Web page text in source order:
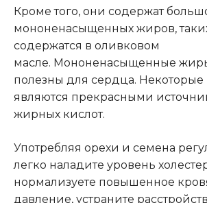
Кроме того, они содержат
мононенасыщенных жиров,
содержатся в оливковом
масле. Мононенасыщенные
полезны для сердца. Некоторые
являются прекрасными
жирных кислот.
Употребляя орехи и семена
легко наладите уровень
нормализуете повышенное
давление, устраните